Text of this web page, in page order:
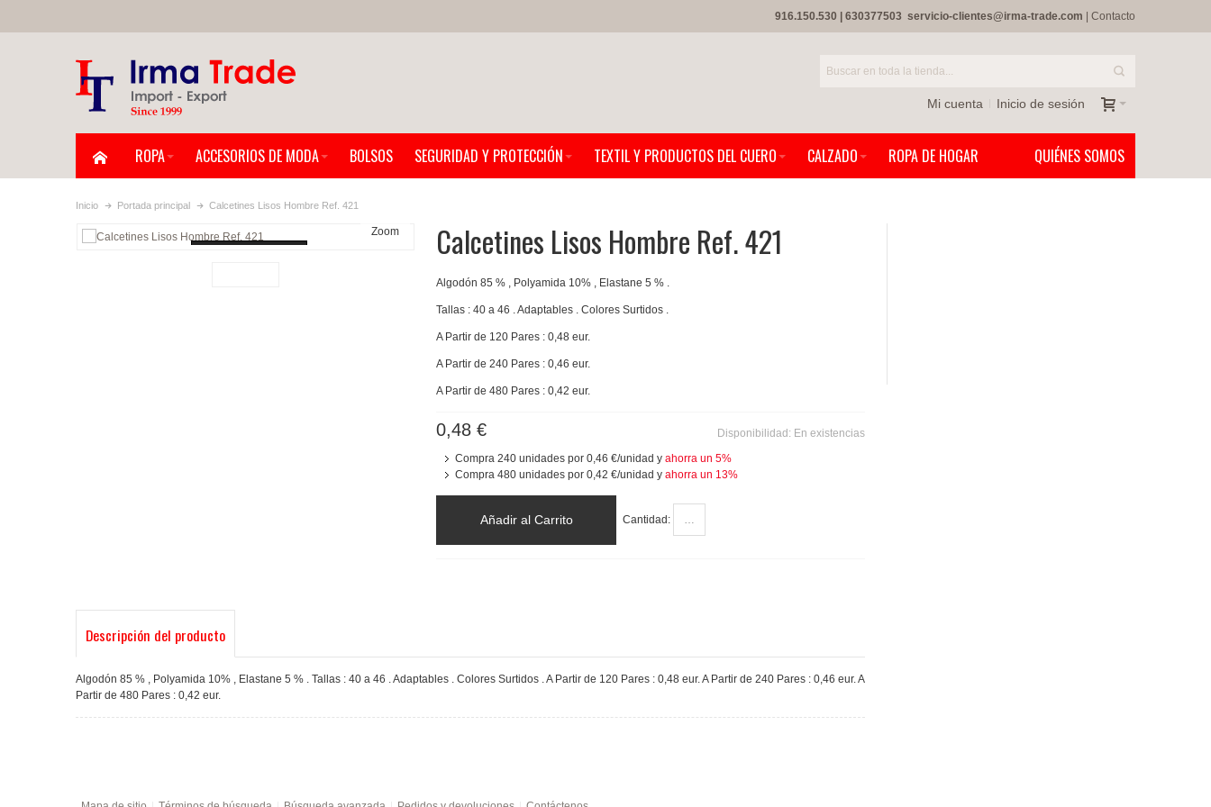
916.150.530 630377503 servicio-clientes@irma-trade.com Contacto
Mi cuenta Inicio de sesión
ROPA ACCESORIOS DE MODA BOLSOS SEGURIDAD Y PROTECCIÓN TEXTIL Y PRODUCTOS DEL CUERO CALZADO ROPA DE HOGAR QUIÉNES SOMOS
Inicio Portada principal Calcetines Lisos Hombre Ref. 421
Zoom Calcetines Lisos Hombre Ref. 421
Algodón 85 % , Polyamida 10% , Elastane 5 % .
Tallas : 40 a 46 . Adaptables . Colores Surtidos .
A Partir de 120 Pares : 0,48 eur.
A Partir de 240 Pares : 0,46 eur.
A Partir de 480 Pares : 0,42 eur.
Disponibilidad: En existencias
0,48 €
Compra 240 unidades por 0,46 €/unidad y ahorra un 5%
Compra 480 unidades por 0,42 €/unidad y ahorra un 13%
Cantidad:
Añadir al Carrito
Descripción del producto
Algodón 85 % , Polyamida 10% , Elastane 5 % . Tallas : 40 a 46 . Adaptables . Colores Surtidos . A Partir de 120 Pares : 0,48 eur. A Partir de 240 Pares : 0,46 eur. A
Partir de 480 Pares : 0,42 eur.